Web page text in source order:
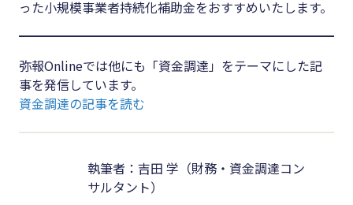
#クラブオフ
った小規模事業者持続化補助金をおすすめいたします。
弥報Onlineでは他にも「資金調達」をテーマにした記
事を発信しています。
資金調達の記事を読む
執筆者：吉田 学（財務・資金調達コン
サルタント）